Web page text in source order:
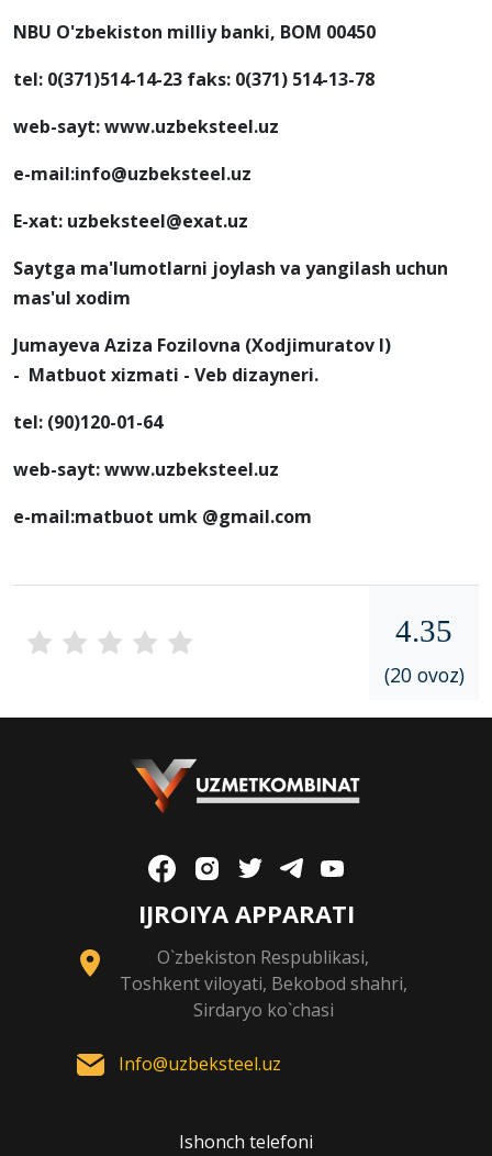
NBU O'zbekiston milliy banki, BOM 00450
tel: 0(371)514-14-23 faks: 0(371) 514-13-78
web-sayt: www.uzbeksteel.uz
e-mail:info@uzbeksteel.uz
E-xat: uzbeksteel@exat.uz
Saytga ma'lumotlarni joylash va yangilash uchun
mas'ul xodim
Jumayeva Aziza Fozilovna (Xodjimuratov I)
- Matbuot xizmati - Veb dizayneri.
tel: (90)120-01-64
web-sayt: www.uzbeksteel.uz
e-mail:matbuot umk @gmail.com
4.35
(20 ovoz)
IJROIYA APPARATI
O`zbekiston Respublikasi,
Toshkent viloyati, Bekobod shahri,
Sirdaryo ko`chasi
Info@uzbeksteel.uz
Ishonch telefoni